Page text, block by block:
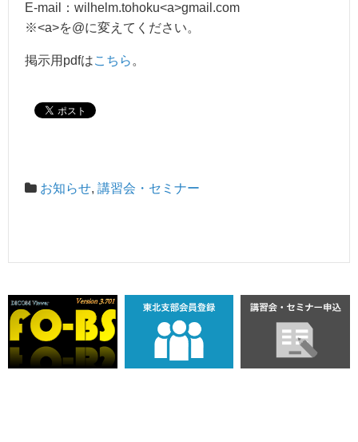
E-mail：wilhelm.tohoku<a>gmail.com
※<a>を@に変えてください。
掲示用pdfはこちら 。
お知らせ, 講習会・セミナー